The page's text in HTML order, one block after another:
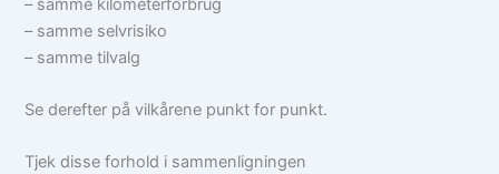
– samme selvrisiko
– samme tilvalg
Se derefter på vilkårene punkt for punkt.
Tjek disse forhold i sammenligningen